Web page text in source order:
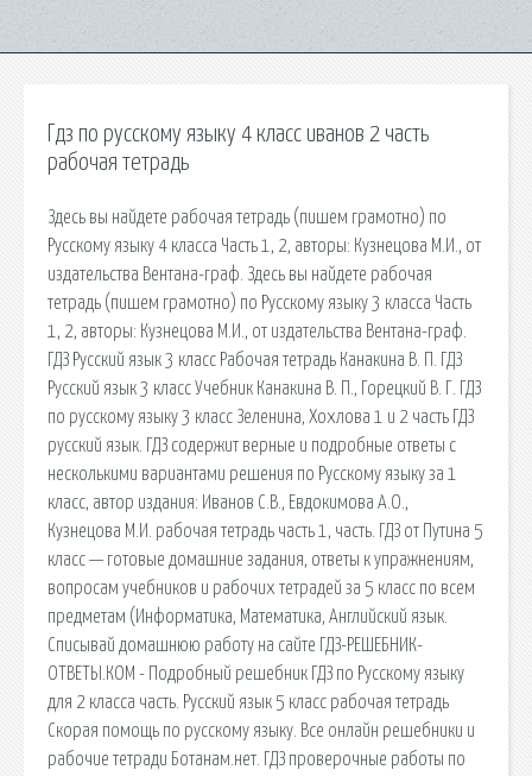
Гдз по русскому языку 4 класс иванов 2 часть
рабочая тетрадь
Здесь вы найдете рабочая тетрадь (пишем грамотно) по
Русскому языку 4 класса Часть 1, 2, авторы: Кузнецова М.И., от
издательства Вентана-граф. Здесь вы найдете рабочая
тетрадь (пишем грамотно) по Русскому языку 3 класса Часть
1, 2, авторы: Кузнецова М.И., от издательства Вентана-граф.
ГДЗ Русский язык 3 класс Рабочая тетрадь Канакина В. П. ГДЗ
Русский язык 3 класс Учебник Канакина В. П., Горецкий В. Г. ГДЗ
по русскому языку 3 класс Зеленина, Хохлова 1 и 2 часть ГДЗ
русский язык. ГДЗ содержит верные и подробные ответы с
несколькими вариантами решения по Русскому языку за 1
класс, автор издания: Иванов С.В., Евдокимова А.О.,
Кузнецова М.И. рабочая тетрадь часть 1, часть. ГДЗ от Путина 5
класс — готовые домашние задания, ответы к упражнениям,
вопросам учебников и рабочих тетрадей за 5 класс по всем
предметам (Информатика, Математика, Английский язык.
Списывай домашнюю работу на сайте ГДЗ-РЕШЕБНИК-
ОТВЕТЫ.КОМ - Подробный решебник ГДЗ по Русскому языку
для 2 класса часть. Русский язык 5 класс рабочая тетрадь
Скорая помощь по русскому языку. Все онлайн решебники и
рабочие тетради Ботанам.нет. ГДЗ проверочные работы по